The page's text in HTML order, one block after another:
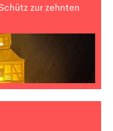
zur zehnten